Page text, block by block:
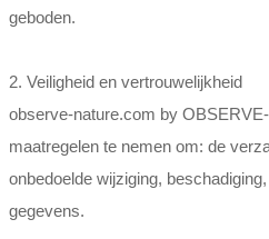
geboden.
2. Veiligheid en vertrouwelijkheid
observe-nature.com by
maatregelen te nemen om: de
onbedoelde wijziging,
gegevens.